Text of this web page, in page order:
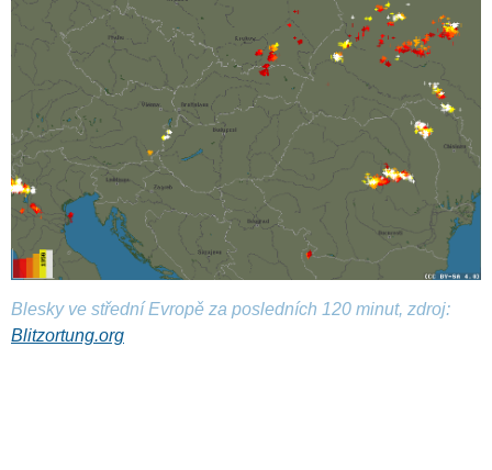
Blesky ve střední Evropě za posledních 120 minut, zdroj:
Blitzortung.org